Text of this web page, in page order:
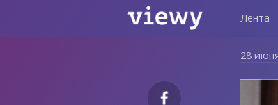
Лента
28